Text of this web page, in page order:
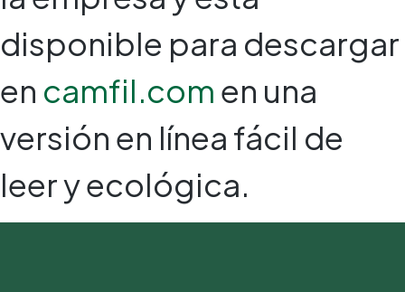
disponible para descargar
en camfil.com en una
versión en línea fácil de
leer y ecológica.